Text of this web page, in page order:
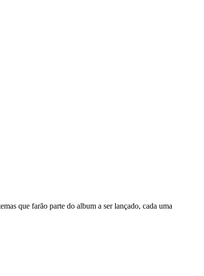
que farão parte do album a ser lançado, cada uma